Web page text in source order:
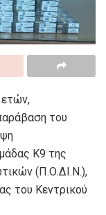
ετών,
του
Κ9 της
(Π.Ο.ΔΙ.Ν.),
του Κεντρικού